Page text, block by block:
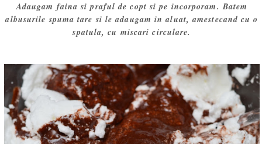
Adaugam faina si praful de copt si pe incorporam. Batem
albusurile spuma tare si le adaugam in aluat, amestecand cu o
spatula, cu miscari circulare.